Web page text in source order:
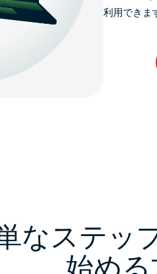
利用できま
なステッ
始め